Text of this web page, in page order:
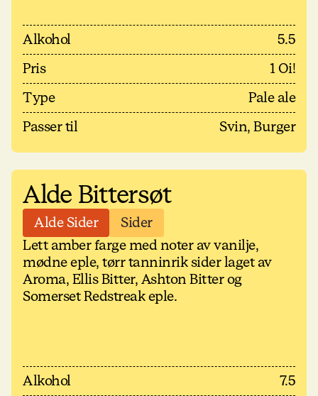
Alkohol
5.5
Pris
1 Oi!
Type
Pale ale
Passer til
Svin, Burger
Alde Bittersøt
Alde Sider
Sider
Lett amber farge med noter av vanilje,
mødne eple, tørr tanninrik sider laget av
Aroma, Ellis Bitter, Ashton Bitter og
Somerset Redstreak eple.
Alkohol
7.5